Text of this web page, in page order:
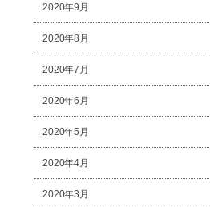
2020年9月
2020年8月
2020年7月
2020年6月
2020年5月
2020年4月
2020年3月